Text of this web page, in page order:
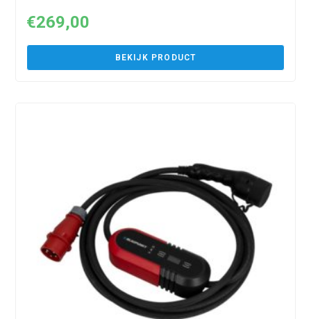
€269,00
BEKIJK PRODUCT